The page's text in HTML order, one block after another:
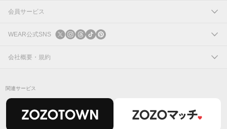
会員サービス
ログイン
新規会員登録
WEAR公式SNS
X
会社概要・規約
関連サービス